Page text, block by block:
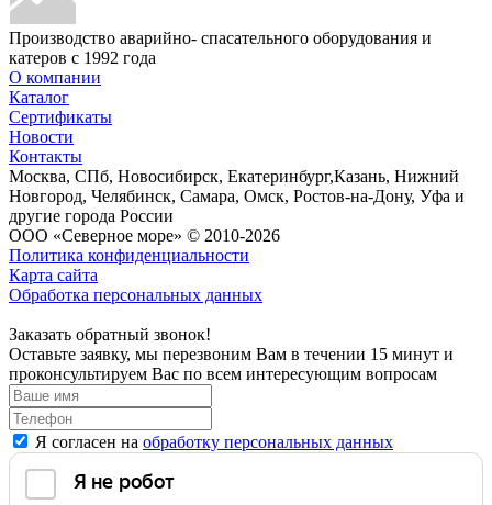
Производство аварийно- спасательного оборудования и
катеров с 1992 года
О компании
Каталог
Сертификаты
Новости
Контакты
Москва, СПб, Новосибирск, Екатеринбург,Казань, Нижний
Новгород, Челябинск, Самара, Омск, Ростов-на-Дону, Уфа и
другие города России
ООО «Северное море» © 2010-2026
Политика конфиденциальности
Карта сайта
Обработка персональных данных
Заказать обратный звонок!
Оставьте заявку, мы перезвоним Вам в течении 15 минут и
проконсультируем Вас по всем интересующим вопросам
Я согласен на обработку персональных данных